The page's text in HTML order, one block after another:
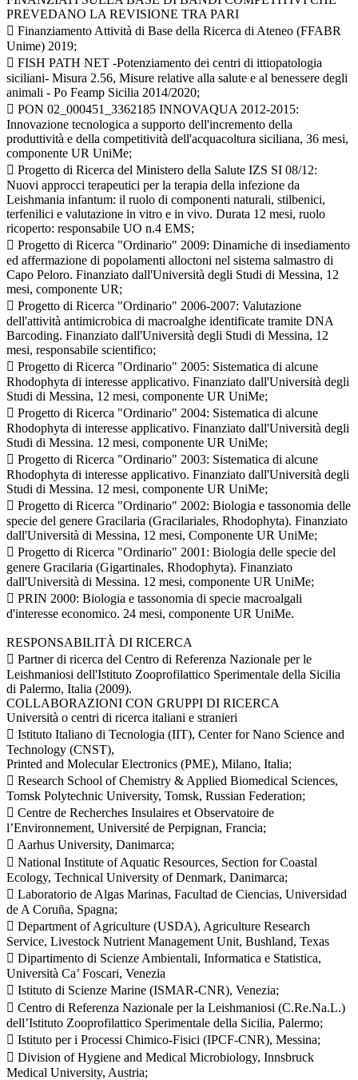
PREVEDANO LA REVISIONE TRA PARI
 Finanziamento Attività di Base della Ricerca di Ateneo (FFABR
Unime) 2019;
 FISH PATH NET -Potenziamento dei centri di ittiopatologia
siciliani- Misura 2.56, Misure relative alla salute e al benessere degli
animali - Po Feamp Sicilia 2014/2020;
 PON 02_000451_3362185 INNOVAQUA 2012-2015:
Innovazione tecnologica a supporto dell'incremento della
produttività e della competitività dell'acquacoltura siciliana, 36 mesi,
componente UR UniMe;
 Progetto di Ricerca del Ministero della Salute IZS SI 08/12:
Nuovi approcci terapeutici per la terapia della infezione da
Leishmania infantum: il ruolo di componenti naturali, stilbenici,
terfenilici e valutazione in vitro e in vivo. Durata 12 mesi, ruolo
ricoperto: responsabile UO n.4 EMS;
 Progetto di Ricerca "Ordinario" 2009: Dinamiche di insediamento
ed affermazione di popolamenti alloctoni nel sistema salmastro di
Capo Peloro. Finanziato dall'Università degli Studi di Messina, 12
mesi, componente UR;
 Progetto di Ricerca "Ordinario" 2006-2007: Valutazione
dell'attività antimicrobica di macroalghe identificate tramite DNA
Barcoding. Finanziato dall'Università degli Studi di Messina, 12
mesi, responsabile scientifico;
 Progetto di Ricerca "Ordinario" 2005: Sistematica di alcune
Rhodophyta di interesse applicativo. Finanziato dall'Università degli
Studi di Messina, 12 mesi, componente UR UniMe;
 Progetto di Ricerca "Ordinario" 2004: Sistematica di alcune
Rhodophyta di interesse applicativo. Finanziato dall'Università degli
Studi di Messina. 12 mesi, componente UR UniMe;
 Progetto di Ricerca "Ordinario" 2003: Sistematica di alcune
Rhodophyta di interesse applicativo. Finanziato dall'Università degli
Studi di Messina. 12 mesi, componente UR UniMe;
 Progetto di Ricerca "Ordinario" 2002: Biologia e tassonomia delle
specie del genere Gracilaria (Gracilariales, Rhodophyta). Finanziato
dall'Università di Messina, 12 mesi, Componente UR UniMe;
 Progetto di Ricerca "Ordinario" 2001: Biologia delle specie del
genere Gracilaria (Gigartinales, Rhodophyta). Finanziato
dall'Università di Messina. 12 mesi, componente UR UniMe;
 PRIN 2000: Biologia e tassonomia di specie macroalgali
d'interesse economico. 24 mesi, componente UR UniMe.
RESPONSABILITÀ DI RICERCA
 Partner di ricerca del Centro di Referenza Nazionale per le
Leishmaniosi dell'Istituto Zooprofilattico Sperimentale della Sicilia
di Palermo, Italia (2009).
COLLABORAZIONI CON GRUPPI DI RICERCA
Università o centri di ricerca italiani e stranieri
 Istituto Italiano di Tecnologia (IIT), Center for Nano Science and
Technology (CNST),
Printed and Molecular Electronics (PME), Milano, Italia;
 Research School of Chemistry & Applied Biomedical Sciences,
Tomsk Polytechnic University, Tomsk, Russian Federation;
 Centre de Recherches Insulaires et Observatoire de
l’Environnement, Université de Perpignan, Francia;
 Aarhus University, Danimarca;
 National Institute of Aquatic Resources, Section for Coastal
Ecology, Technical University of Denmark, Danimarca;
 Laboratorio de Algas Marinas, Facultad de Ciencias, Universidad
de A Coruña, Spagna;
 Department of Agriculture (USDA), Agriculture Research
Service, Livestock Nutrient Management Unit, Bushland, Texas
 Dipartimento di Scienze Ambientali, Informatica e Statistica,
Università Ca’ Foscari, Venezia
 Istituto di Scienze Marine (ISMAR-CNR), Venezia;
 Centro di Referenza Nazionale per la Leishmaniosi (C.Re.Na.L.)
dell’Istituto Zooprofilattico Sperimentale della Sicilia, Palermo;
 Istituto per i Processi Chimico-Fisici (IPCF-CNR), Messina;
 Division of Hygiene and Medical Microbiology, Innsbruck
Medical University, Austria;